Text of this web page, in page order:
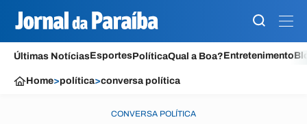
Últimas NotíciasEsportesPolíticaQual a Boa?Entretenimento
Home>política>conversa política
CONVERSA POLÍTICA